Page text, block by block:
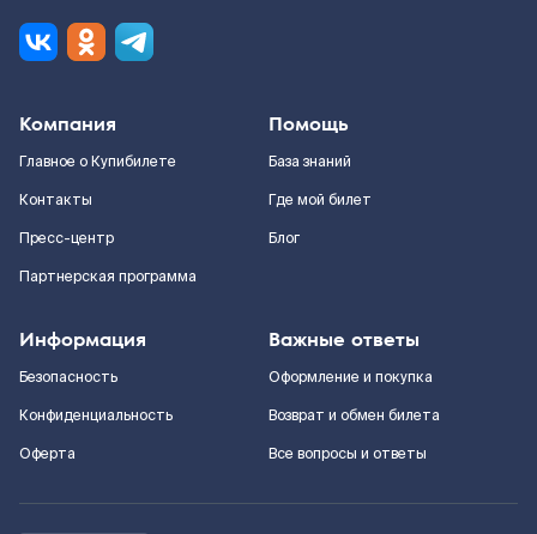
Компания
Главное о Купибилете
Контакты
Пресс-центр
Партнерская программа
Помощь
База знаний
Где мой билет
Блог
Информация
Безопасность
Конфиденциальность
Оферта
Важные ответы
Оформление и покупка
Возврат и обмен билета
Все вопросы и ответы